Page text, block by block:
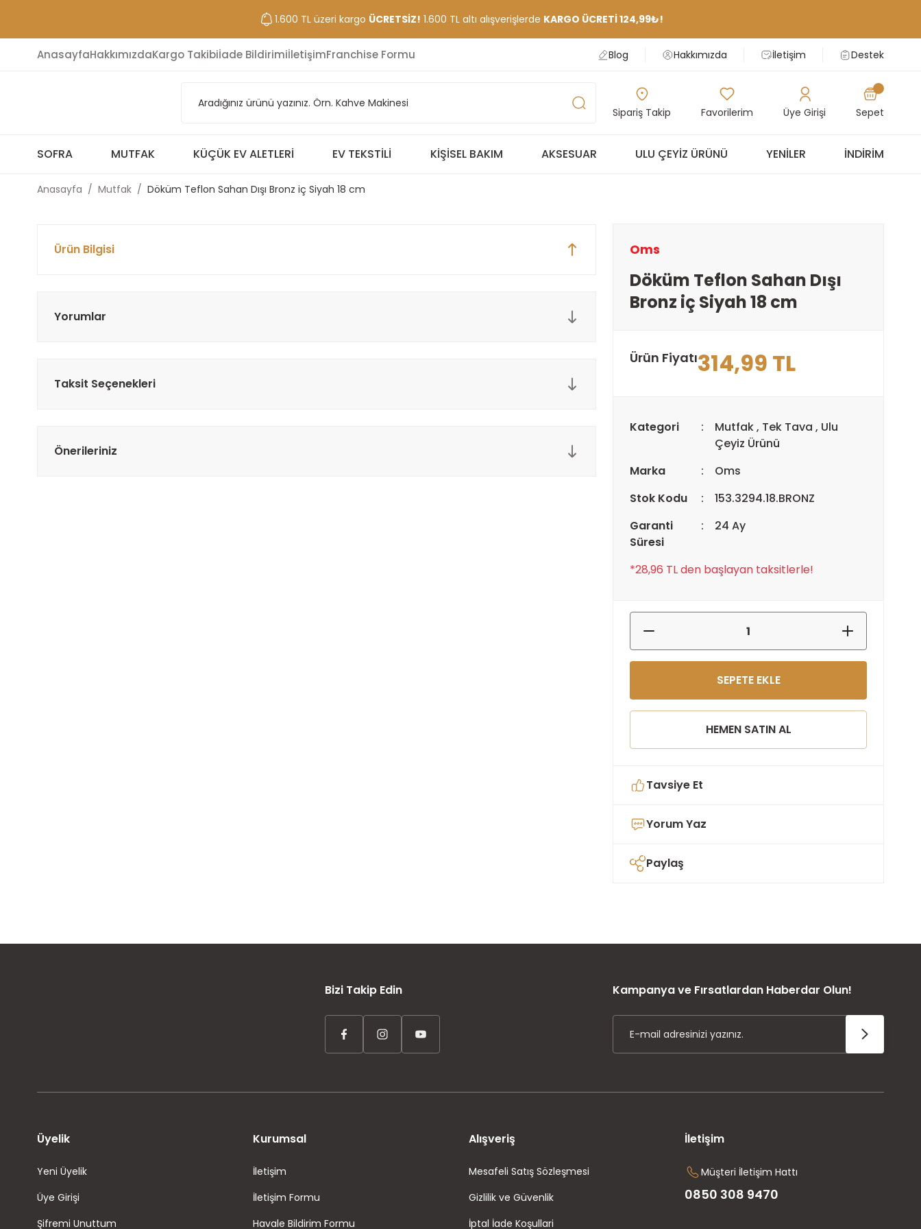
1.600 TL üzeri kargo ÜCRETSİZ! 1.600 TL altı alışverişlerde KARGO ÜCRETİ 124,99₺!
AnasayfaHakkımızdaKargo Takibiİade BildirimiİletişimFranchise Formu Blog Hakkımızda İletişim Destek
Sipariş Takip Favorilerim Üye Girişi Sepet
SOFRA MUTFAK KÜÇÜK EV ALETLERI EV TEKSTILI KIŞISEL BAKIM AKSESUAR ULU ÇEYIZ ÜRÜNÜ YENILER İNDIRIM
Anasayfa Mutfak Döküm Teflon Sahan Dışı Bronz iç Siyah 18 cm
Ürün Bilgisi
Yorumlar
Taksit Seçenekleri
Önerileriniz
Oms
Döküm Teflon Sahan Dışı
Bronz iç Siyah 18 cm
Ürün Fiyatı314,99 TL
Kategori Mutfak, Tek Tava , Ulu
Çeyiz Ürünü
Marka
Oms
Stok Kodu
153.3294.18.BRONZ
Garanti
Süresi
24 Ay
*28,96 TL den başlayan taksitlerle!
SEPETE EKLE
HEMEN SATIN AL
Tavsiye Et
Yorum Yaz
Paylaş
Bizi Takip Edin Kampanya ve Fırsatlardan Haberdar Olun!
Üyelik
Yeni Üyelik
Üye Girişi
Şifremi Unuttum
Kurumsal
İletişim
İletişim Formu
Havale Bildirim Formu
Alışveriş
Mesafeli Satış Sözleşmesi
Gizlilik ve Güvenlik
İptal İade Koşullari
İletişim
Müşteri İletişim Hattı
0850 308 9470